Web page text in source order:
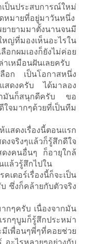
นประสบการณ์ใหม่
หมายที่อยู่มาวันหนึ่ง
ายามมาตั้งนานจนมี
ที่มองเห็นอะไรใน
อกผมเองก็ยังไม่ค่อย
าเหมือนฝันเลยครับ
ลือก เป็นโอกาสหนึ่ง
แสดงครับ ได้มาลอง
มันก็สนุกดีครับ ขอ
จมากๆด้วยที่เป็นทีม
แสดงเรื่องนี้ตอนแรก
งจริงๆแล้วก็รู้สึกดีใจ
ดงคนอื่นๆ ก็อายุใกล้
แล้วรู้สึกไปใน
ตอร์เรื่องนี้ก็จะเป็น
ซึ่งก็คล้ายกับตัวจริง
กๆครับ เนื่องจากมัน
กๆบูมก็รู้สึกประหม่า
เพื่อนๆพี่ๆที่คอยช่วย